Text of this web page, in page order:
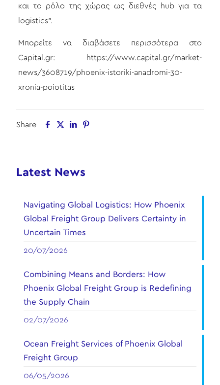
και το ρόλο της χώρας ως διεθνές hub για τα
logistics”.
Μπορείτε να διαβάσετε περισσότερα στο
Capital.gr:
https://www.capital.gr/market-
news/3608719/phoenix-istoriki-anadromi-30-
xronia-poiotitas
Share
Latest News
Navigating Global Logistics: How Phoenix
Global Freight Group Delivers Certainty in
Uncertain Times
20/07/2026
Combining Means and Borders: How
Phoenix Global Freight Group is Redefining
the Supply Chain
02/07/2026
Ocean Freight Services of Phoenix Global
Freight Group
06/05/2026